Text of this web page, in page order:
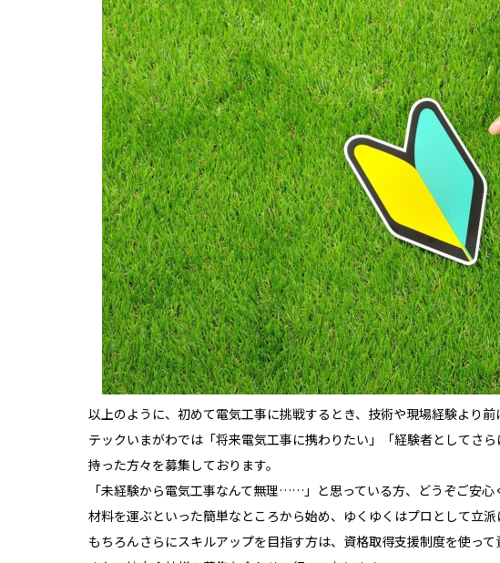
以上のように、初めて電気工事に挑戦するとき、技術や現場経験より前
テックいまがわでは「将来電気工事に携わりたい」「経験者としてさ
持った方々を募集しております。
「未経験から電気工事なんて無理……」と思っている方、どうぞご安心
材料を運ぶといった簡単なところから始め、ゆくゆくはプロとして立派
もちろんさらにスキルアップを目指す方は、資格取得支援制度を使って